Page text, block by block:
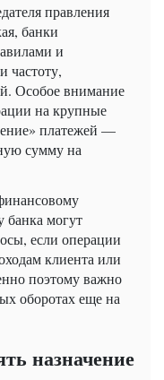
правления
банки
и
частоту,
Особое внимание
на крупные
платежей —
сумму на
могут
если операции
клиента или
поэтому важно
оборотах еще на
назначение